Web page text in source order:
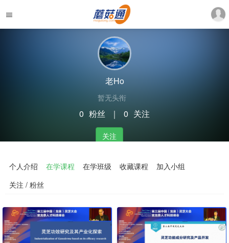
老Ho
暂无头衔
0 粉丝 ｜ 0 关注
关注
个人介绍 在学课程 在学班级 收藏课程
加入小组
关注 / 粉丝